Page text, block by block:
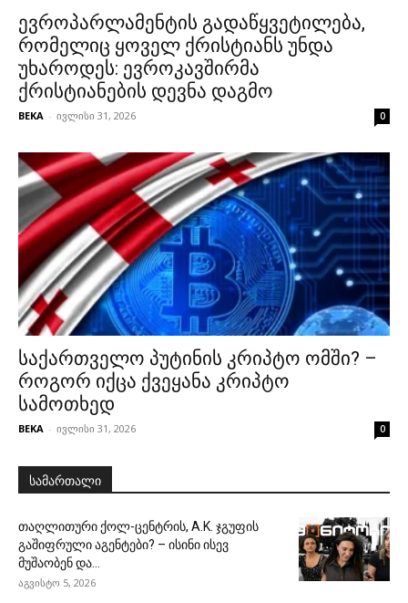
ევროპარლამენტის გადაწყვეტილება,
რომელიც ყოველ ქრისტიანს უნდა
უხაროდეს: ევროკავშირმა
ქრისტიანების დევნა დაგმო
BEKA - ივლისი 31, 2026 0
საქართველო პუტინის კრიპტო ომში? –
როგორ იქცა ქვეყანა კრიპტო
სამოთხედ
BEKA - ივლისი 31, 2026 0
სამართალი
თაღლითური ქოლ-ცენტრის, A.K. ჯგუფის
გაშიფრული აგენტები? – ისინი ისევ
მუშაობენ და...
აგვისტო 5, 2026